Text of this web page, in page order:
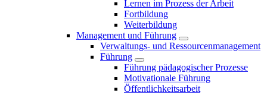
Lernen im Prozess der Arbeit
Fortbildung
Weiterbildung
Management und Führung
Verwaltungs- und Ressourcenmanagement
Führung
Führung pädagogischer Prozesse
Motivationale Führung
Öffentlichkeitsarbeit